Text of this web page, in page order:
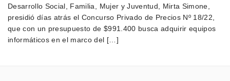
Desarrollo Social, Familia, Mujer y Juventud, Mirta Simone,
presidió días atrás el Concurso Privado de Precios Nº 18/22,
que con un presupuesto de $991.400 busca adquirir equipos
informáticos en el marco del […]